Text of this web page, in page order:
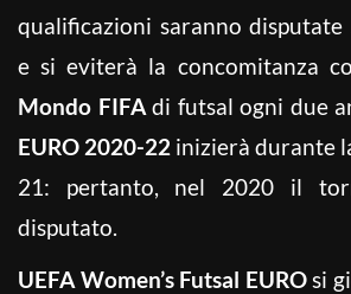
qualificazioni saranno disputate
e si eviterà la concomitanza
Mondo FIFAdi futsal ogni due
EURO 2020-22 inizierà durante
21: pertanto, nel 2020 il
disputato.
UEFA Women’s Futsal EUROsi